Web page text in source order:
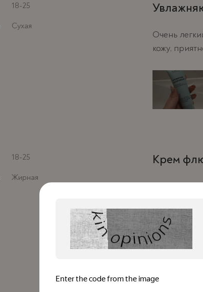
18-25
Сухая
Очень
кожу,
18-25
Жирная
Крем
Результат
хорошо
Оставляет